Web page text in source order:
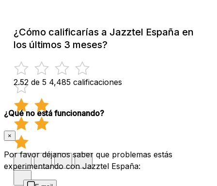
¿Cómo calificarías a Jazztel España en
los últimos 3 meses?
2.52 de 5 4,485 calificaciones
¿Qué no está funcionando?
×
Por favor déjanos saber que problemas estás
experimentando con Jazztel España: